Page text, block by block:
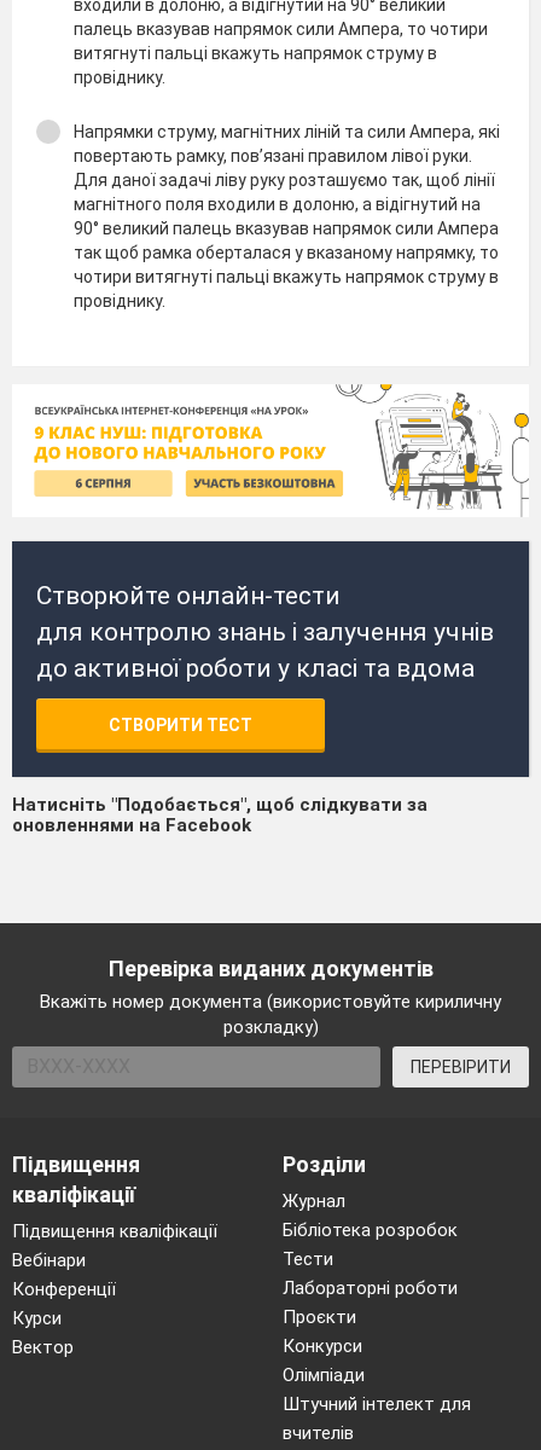
входили в долоню, а відігнутий на 90° великий
палець вказував напрямок сили Ампера, то чотири
витягнуті пальці вкажуть напрямок струму в
провіднику.
Напрямки струму, магнітних ліній та сили Ампера, які
повертають рамку, пов’язані правилом лівої руки.
Для даної задачі ліву руку розташуємо так, щоб лінії
магнітного поля входили в долоню, а відігнутий на
90° великий палець вказував напрямок сили Ампера
так щоб рамка оберталася у вказаному напрямку, то
чотири витягнуті пальці вкажуть напрямок струму в
провіднику.
Створюйте онлайн-тести
для контролю знань і залучення учнів
до активної роботи у класі та вдома
СТВОРИТИ ТЕСТ
Натисніть "Подобається", щоб слідкувати за
оновленнями на Facebook
Перевірка виданих документів
Вкажіть номер документа (використовуйте кириличну
розкладку)
ПЕРЕВІРИТИ
Підвищення
кваліфікації
Підвищення кваліфікації
Вебінари
Конференції
Курси
Вектор
Розділи
Журнал
Бібліотека розробок
Тести
Лабораторні роботи
Проєкти
Конкурси
Олімпіади
Штучний інтелект для
вчителів